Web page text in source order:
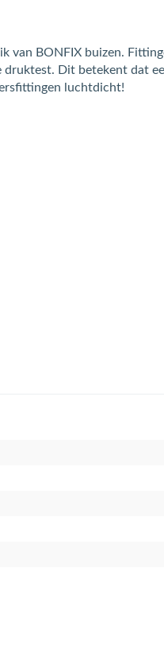
van BONFIX buizen.
druktest. Dit betekent dat
luchtdicht!